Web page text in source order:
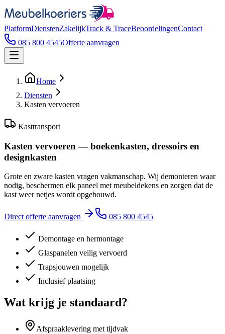
PlatformDienstenZakelijkTrack & TraceBeoordelingenContact
085 800 4545Offerte aanvragen
Home
Diensten
Kasten vervoeren
Kasttransport
Kasten vervoeren — boekenkasten, dressoirs en
designkasten
Grote en zware kasten vragen vakmanschap. Wij demonteren waar
nodig, beschermen elk paneel met meubeldekens en zorgen dat de
kast weer netjes wordt opgebouwd.
Direct offerte aanvragen 085 800 4545
Demontage en hermontage
Glaspanelen veilig vervoerd
Trapsjouwen mogelijk
Inclusief plaatsing
Wat krijg je standaard?
Afspraaklevering met tijdvak